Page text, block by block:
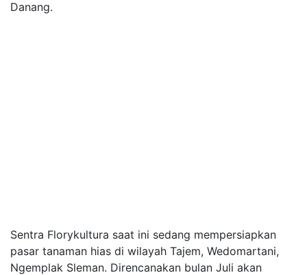
Danang.
Sentra Florykultura saat ini sedang mempersiapkan
pasar tanaman hias di wilayah Tajem, Wedomartani,
Ngemplak Sleman. Direncanakan bulan Juli akan